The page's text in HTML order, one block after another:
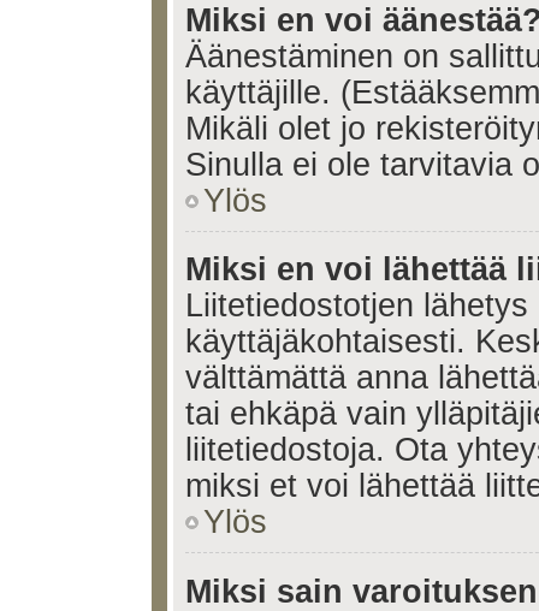
Miksi en voi
Äänestäminen on
käyttäjille.
Mikäli olet jo
Sinulla ei ole tarvitavia
Ylös
Miksi en voi lähettää
Liitetiedostotjen
käyttäjäkohtaisesti.
välttämättä anna
tai ehkäpä vain
liitetiedostoja. Ota
miksi et voi lähettää
Ylös
Miksi sain